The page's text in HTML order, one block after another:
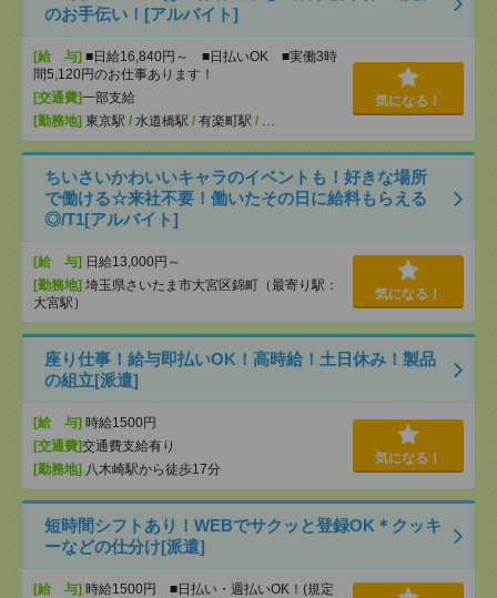
のお手伝い！[アルバイト]
[給 与] ■日給16,840円～ ■日払いOK ■実働3時
間5,120円のお仕事あります！
[交通費]一部支給
[勤務地] 東京駅 / 水道橋駅 / 有楽町駅 / …
気になる！
ちいさいかわいいキャラのイベントも！好きな場所
で働ける☆来社不要！働いたその日に給料もらえる
◎/T1[アルバイト]
[給 与] 日給13,000円～
[勤務地] 埼玉県さいたま市大宮区錦町（最寄り駅：
大宮駅）
気になる！
座り仕事！給与即払いOK！高時給！土日休み！製品
の組立[派遣]
[給 与] 時給1500円
[交通費]交通費支給有り
[勤務地] 八木崎駅から徒歩17分
気になる！
短時間シフトあり！WEBでサクッと登録OK＊クッキ
ーなどの仕分け[派遣]
[給 与] 時給1500円 ■日払い・週払いOK！(規定